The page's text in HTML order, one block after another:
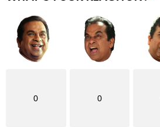
0 0